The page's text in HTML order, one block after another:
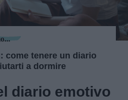
come tenere un diario
a dormire
diario emotivo